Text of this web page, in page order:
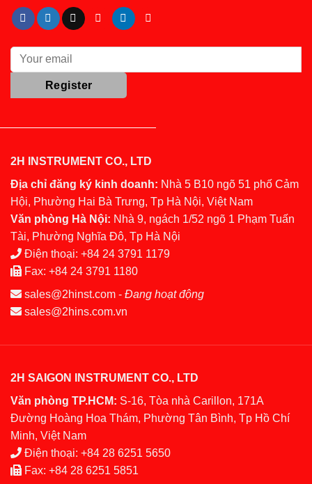
2H INSTRUMENT CO., LTD
Địa chỉ đăng ký kinh doanh: Nhà 5 B10 ngõ 51 phố Cảm
Hội, Phường Hai Bà Trưng, Tp Hà Nội, Việt Nam
Văn phòng Hà Nội: Nhà 9, ngách 1/52 ngõ 1 Phạm Tuấn
Tài, Phường Nghĩa Đô, Tp Hà Nội
Điện thoại: +84 24 3791 1179
Fax: +84 24 3791 1180
sales@2hinst.com - Đang hoạt động
sales@2hins.com.vn
2H SAIGON INSTRUMENT CO., LTD
Văn phòng TP.HCM: S-16, Tòa nhà Carillon, 171A
Đường Hoàng Hoa Thám, Phường Tân Bình, Tp Hồ Chí
Minh, Việt Nam
Điện thoại: +84 28 6251 5650
Fax: +84 28 6251 5851